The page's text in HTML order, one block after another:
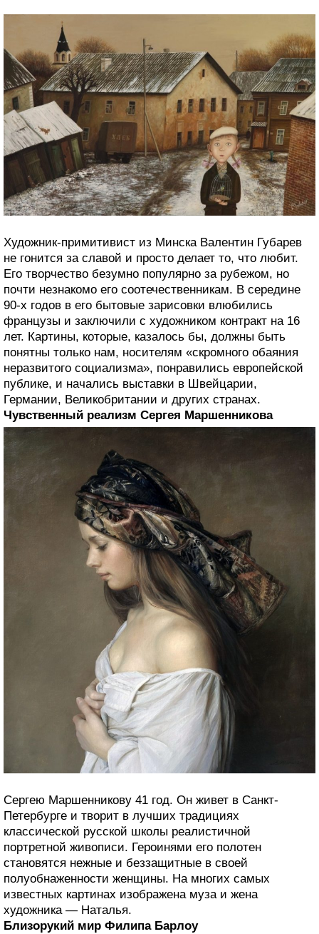
Художник-примитивист из Минска Валентин Губарев
не гонится за славой и просто делает то, что любит.
Его творчество безумно популярно за рубежом, но
почти незнакомо его соотечественникам. В середине
90-х годов в его бытовые зарисовки влюбились
французы и заключили с художником контракт на 16
лет. Картины, которые, казалось бы, должны быть
понятны только нам, носителям «скромного обаяния
неразвитого социализма», понравились европейской
публике, и начались выставки в Швейцарии,
Германии, Великобритании и других странах.
Чувственный реализм Сергея Маршенникова
Сергею Маршенникову 41 год. Он живет в Санкт-
Петербурге и творит в лучших традициях
классической русской школы реалистичной
портретной живописи. Героинями его полотен
становятся нежные и беззащитные в своей
полуобнаженности женщины. На многих самых
известных картинах изображена муза и жена
художника — Наталья.
Близорукий мир Филипа Барлоу